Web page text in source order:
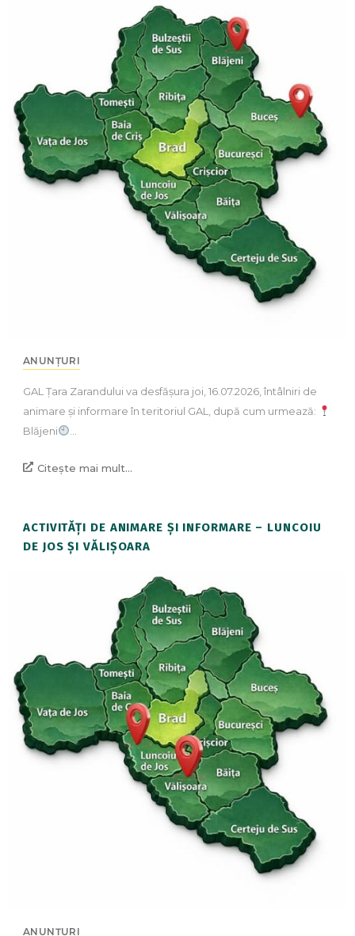
ANUNȚURI
GAL Țara Zarandului va desfășura joi, 16.07.2026, întâlniri de
animare și informare în teritoriul GAL, după cum urmează:
Blăjeni
Citește mai mult...
ACTIVITĂȚI DE ANIMARE ȘI INFORMARE – LUNCOIU
DE JOS ȘI VĂLIȘOARA
ANUNȚURI